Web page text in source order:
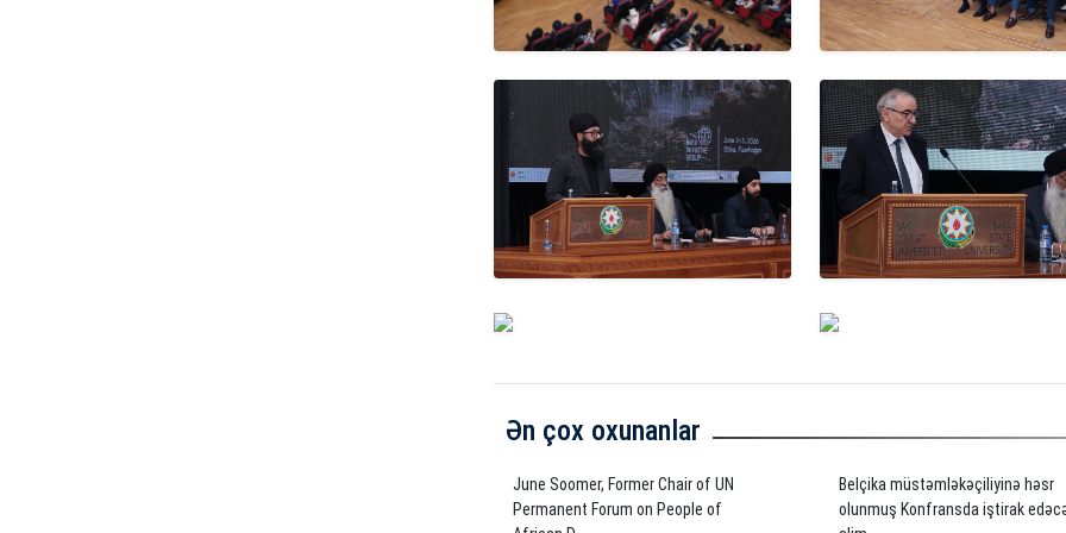
Ən çox oxunanlar
June Soomer, Former Chair of UN
Permanent Forum on People of
Belçika müstəmləkəçiliyinə həsr
olunmuş Konfransda iştirak